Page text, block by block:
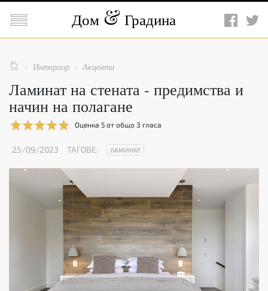
 Дом Градина
  Интериор  Акценти
Ламинат на стената - предимства и
начин на полагане
Оценка 5 от общо 3 гласа
25/09/2023 ТАГОВЕ: ЛАМИНАТ